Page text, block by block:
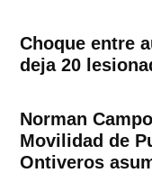
Choque entre
deja 20
Norman
Movilidad de
Ontiveros